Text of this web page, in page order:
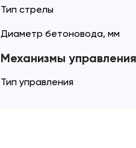
Тип стрелы
Диаметр бетоновода, мм
Механизмы управления
Тип управления